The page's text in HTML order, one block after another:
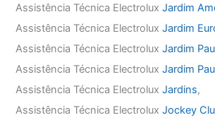
Assistência Técnica ElectroluxJardim
Assistência Técnica ElectroluxJardim
Assistência Técnica ElectroluxJardim
Assistência Técnica ElectroluxJardim
Assistência Técnica ElectroluxJardins,
Assistência Técnica ElectroluxJockey